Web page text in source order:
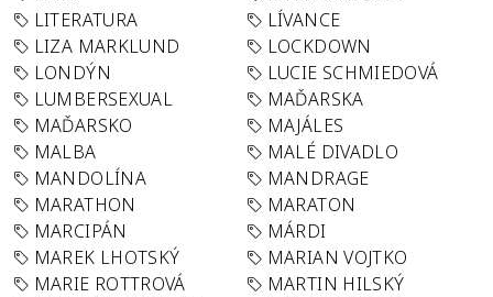
LITERATURA
LÍVANCE
LIZA MARKLUND
LOCKDOWN
LONDÝN
LUCIE SCHMIEDOVÁ
LUMBERSEXUAL
MAĎARSKA
MAĎARSKO
MAJÁLES
MALBA
MALÉ DIVADLO
MANDOLÍNA
MANDRAGE
MARATHON
MARATON
MARCIPÁN
MÁRDI
MAREK LHOTSKÝ
MARIAN VOJTKO
MARIE ROTTROVÁ
MARTIN HILSKÝ